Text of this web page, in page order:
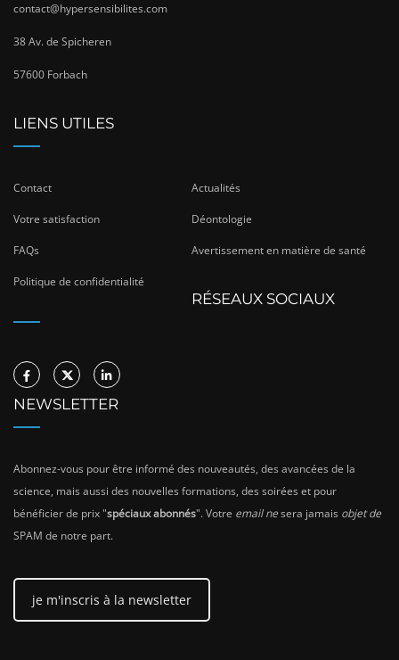
contact@hypersensibilites.com
38 Av. de Spicheren
57600 Forbach
LIENS UTILES
Contact Actualités
Votre satisfaction Déontologie
FAQs Avertissement en matière de santé
Politique de confidentialité
RÉSEAUX SOCIAUX
NEWSLETTER
Abonnez-vous pour être informé des nouveautés, des avancées de la
science, mais aussi des nouvelles formations, des soirées et pour
bénéficier de prix "spéciaux abonnés". Votre email nesera jamais objet de
SPAM de notre part.
je m'inscris à la newsletter